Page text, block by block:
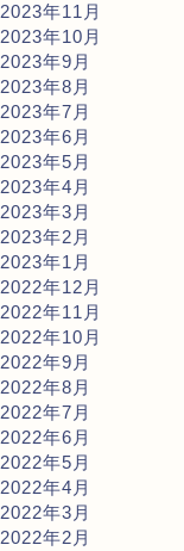
2023年11月
2023年10月
2023年9月
2023年8月
2023年7月
2023年6月
2023年5月
2023年4月
2023年3月
2023年2月
2023年1月
2022年12月
2022年11月
2022年10月
2022年9月
2022年8月
2022年7月
2022年6月
2022年5月
2022年4月
2022年3月
2022年2月